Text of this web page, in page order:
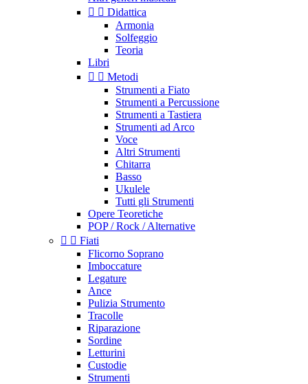
  Didattica
Armonia
Solfeggio
Teoria
Libri
  Metodi
Strumenti a Fiato
Strumenti a Percussione
Strumenti a Tastiera
Strumenti ad Arco
Voce
Altri Strumenti
Chitarra
Basso
Ukulele
Tutti gli Strumenti
Opere Teoretiche
POP / Rock / Alternative
  Fiati
Flicorno Soprano
Imboccature
Legature
Ance
Pulizia Strumento
Tracolle
Riparazione
Sordine
Letturini
Custodie
Strumenti